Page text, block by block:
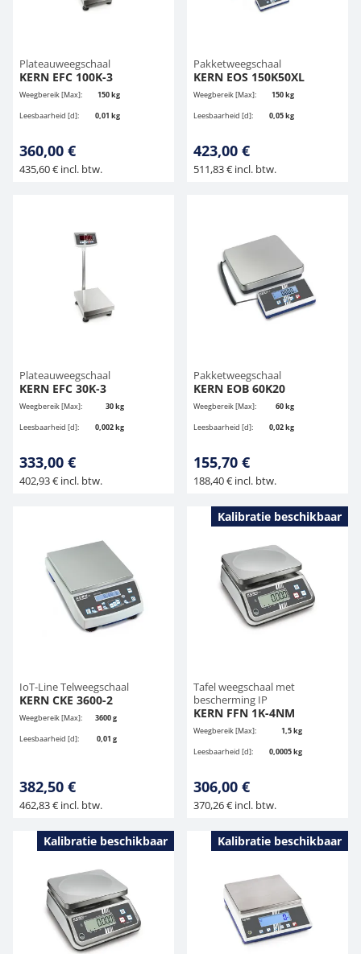
Plateauweegschaal
KERN EFC 100K-3
Weegbereik [Max]:
150 kg
Leesbaarheid [d]:
0,01 kg
360,00 €
435,60 € incl. btw.
Pakketweegschaal
KERN EOS 150K50XL
Weegbereik [Max]:
150 kg
Leesbaarheid [d]:
0,05 kg
423,00 €
511,83 € incl. btw.
Plateauweegschaal
KERN EFC 30K-3
Weegbereik [Max]:
30 kg
Leesbaarheid [d]:
0,002 kg
333,00 €
402,93 € incl. btw.
Pakketweegschaal
KERN EOB 60K20
Weegbereik [Max]:
60 kg
Leesbaarheid [d]:
0,02 kg
155,70 €
188,40 € incl. btw.
IoT-Line Telweegschaal
KERN CKE 3600-2
Weegbereik [Max]:
3600 g
Leesbaarheid [d]:
0,01 g
382,50 €
462,83 € incl. btw.
Kalibratie beschikbaar
Tafel weegschaal met
bescherming IP
KERN FFN 1K-4NM
Weegbereik [Max]:
1,5 kg
Leesbaarheid [d]:
0,0005 kg
306,00 €
370,26 € incl. btw.
Kalibratie beschikbaar Kalibratie beschikbaar